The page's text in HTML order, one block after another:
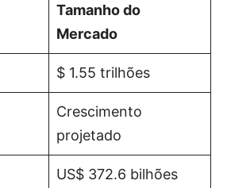
Tamanho do
Mercado
$ 1.55 trilhões
Crescimento
projetado
US$ 372.6 bilhões